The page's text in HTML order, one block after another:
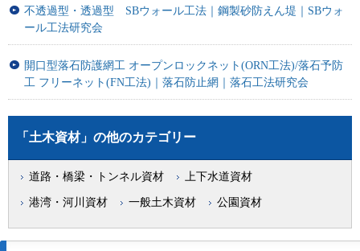
不透過型・透過型 SBウォール工法｜鋼製砂防えん堤｜SBウォ
ール工法研究会
開口型落石防護網工 オープンロックネット(ORN工法)/落石予防
工 フリーネット(FN工法)｜落石防止網｜落石工法研究会
「土木資材」の他のカテゴリー
道路・橋梁・トンネル資材 上下水道資材
港湾・河川資材 一般土木資材 公園資材